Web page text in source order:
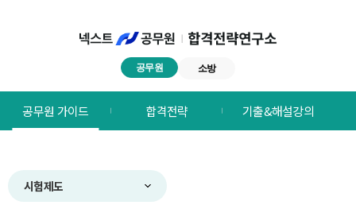
공무원 소방
합격전략연구소
메뉴
공무원 가이드 합격전략 기출&해설강의
시험제도